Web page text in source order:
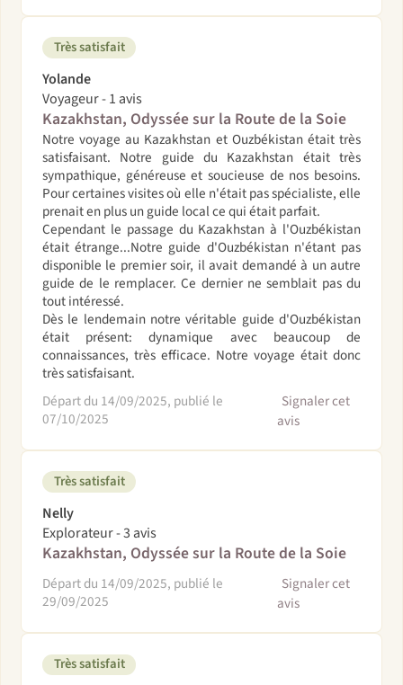
Très satisfait
Yolande
Voyageur - 1 avis
Kazakhstan, Odyssée sur la Route de la Soie
Notre voyage au Kazakhstan et Ouzbékistan était très
satisfaisant. Notre guide du Kazakhstan était très
sympathique, généreuse et soucieuse de nos besoins.
Pour certaines visites où elle n'était pas spécialiste, elle
prenait en plus un guide local ce qui était parfait.
Cependant le passage du Kazakhstan à l'Ouzbékistan
était étrange...Notre guide d'Ouzbékistan n'étant pas
disponible le premier soir, il avait demandé à un autre
guide de le remplacer. Ce dernier ne semblait pas du
tout intéressé.
Dès le lendemain notre véritable guide d'Ouzbékistan
était présent: dynamique avec beaucoup de
connaissances, très efficace. Notre voyage était donc
très satisfaisant.
Départ du 14/09/2025, publié le
07/10/2025
Signaler cet
avis
Très satisfait
Nelly
Explorateur - 3 avis
Kazakhstan, Odyssée sur la Route de la Soie
Départ du 14/09/2025, publié le
29/09/2025
Signaler cet
avis
Très satisfait